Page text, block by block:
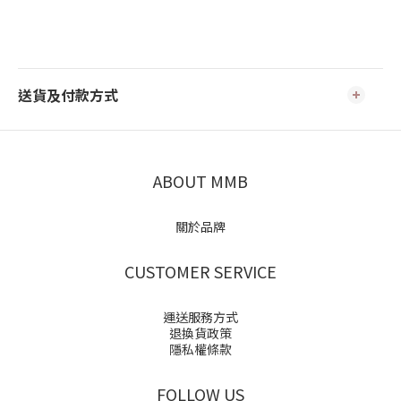
送貨及付款方式
ABOUT MMB
關於品牌
CUSTOMER SERVICE
運送服務方式
退換貨政策
隱私權條款
FOLLOW US